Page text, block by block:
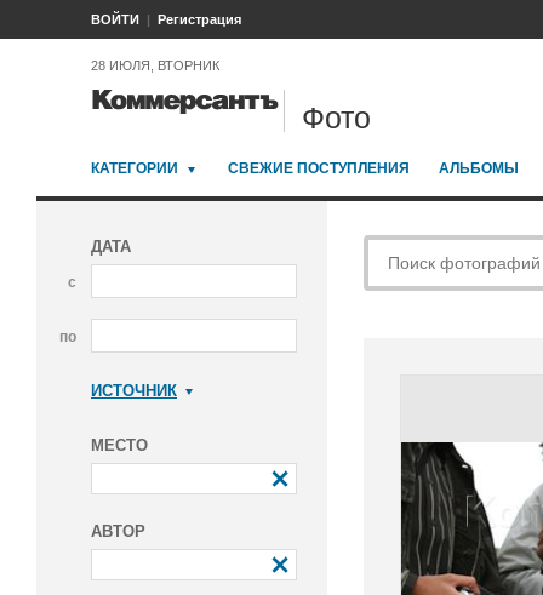
ВОЙТИ Регистрация
28 ИЮЛЯ, ВТОРНИК
Фото
КАТЕГОРИИ СВЕЖИЕ ПОСТУПЛЕНИЯ АЛЬБОМЫ
ДАТА
с
по
ИСТОЧНИК
МЕСТО
АВТОР